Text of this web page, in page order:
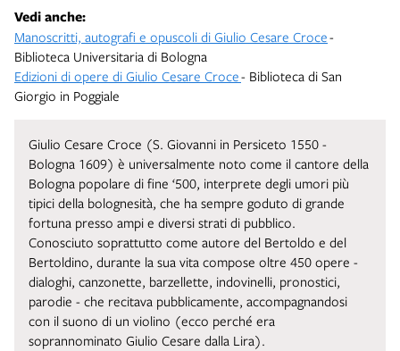
Vedi anche:
Manoscritti, autografi e opuscoli di Giulio Cesare Croce-
Biblioteca Universitaria di Bologna
Edizioni di opere di Giulio Cesare Croce- Biblioteca di San
Giorgio in Poggiale
Giulio Cesare Croce (S. Giovanni in Persiceto 1550 -
Bologna 1609) è universalmente noto come il cantore della
Bologna popolare di fine ‘500, interprete degli umori più
tipici della bolognesità, che ha sempre goduto di grande
fortuna presso ampi e diversi strati di pubblico.
Conosciuto soprattutto come autore del Bertoldo e del
Bertoldino, durante la sua vita compose oltre 450 opere -
dialoghi, canzonette, barzellette, indovinelli, pronostici,
parodie - che recitava pubblicamente, accompagnandosi
con il suono di un violino (ecco perché era
soprannominato Giulio Cesare dalla Lira).